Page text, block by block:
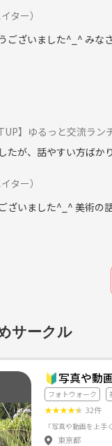
ター）
ございました^_^ みな
】ゆるっと交流ラン
たが、話やすい方ばか
ター）
ざいました^_^ 美術の
サークル
🔰写真や動
フォトウォーク
★★★★★ 32件
東京都